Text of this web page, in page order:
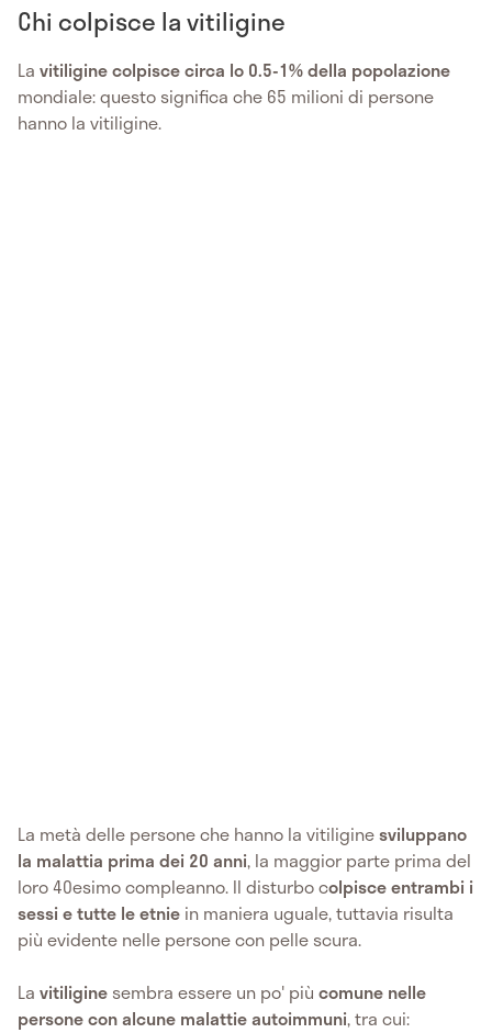
Chi colpisce la vitiligine
La vitiligine colpisce circa lo 0.5-1% della popolazione
mondiale: questo significa che 65 milioni di persone
hanno la vitiligine.
La metà delle persone che hanno la vitiliginesviluppano
la malattia prima dei 20 anni, la maggior parte prima del
loro 40esimo compleanno. Il disturbo colpisce entrambi i
sessi e tutte le etnie in maniera uguale, tuttavia risulta
più evidente nelle persone con pelle scura.
La vitiligine sembra essere un po' più comune nelle
persone con alcune malattie autoimmuni, tra cui: